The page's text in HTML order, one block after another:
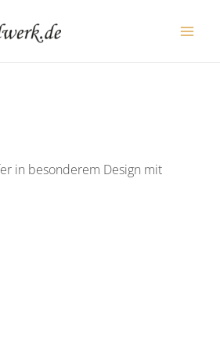
in besonderem Design mit